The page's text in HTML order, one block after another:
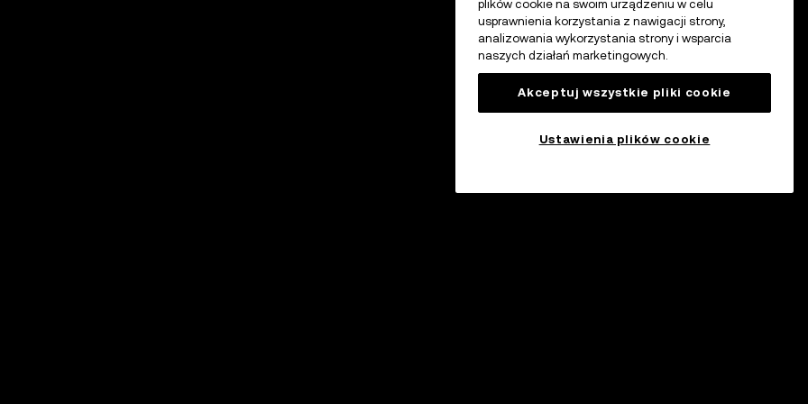
plików cookie na swoim urządzeniu w celu
usprawnienia korzystania z nawigacji strony,
analizowania wykorzystania strony i wsparcia
naszych działań marketingowych.
Akceptuj wszystkie pliki cookie
Ustawienia plików cookie